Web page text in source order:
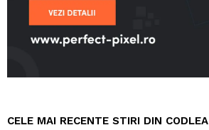
CELE MAI RECENTE STIRI DIN CODLEA